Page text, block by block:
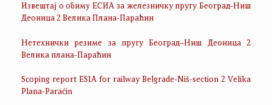
Извештај о обиму ЕСИА за железничку пругу Београд-Ниш
Деоница 2 Велика Плана-Параћин
Нетехнички резиме за пругу Београд–Ниш Деоница 2
Велика плана-Параћин
Scoping report ESIA for railway Belgrade-Niš-section 2 Velika
Plana-Paraćin